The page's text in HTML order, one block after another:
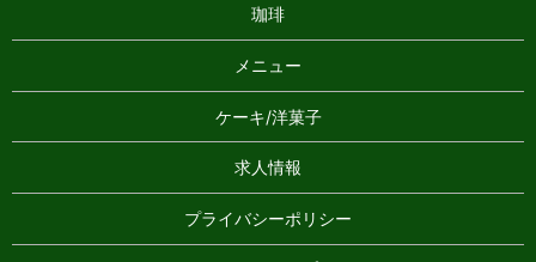
珈琲
メニュー
ケーキ/洋菓子
求人情報
プライバシーポリシー